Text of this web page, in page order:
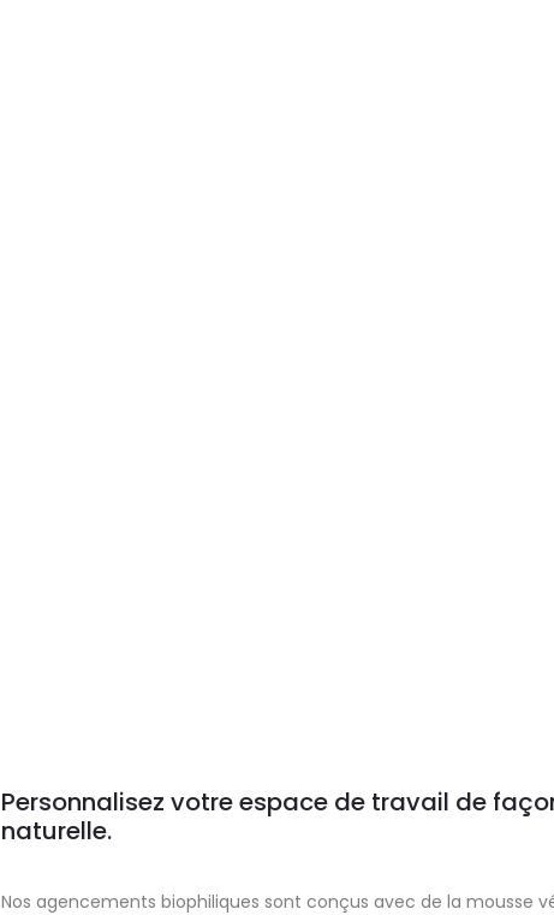
Personnalisez votre espace de travail de
naturelle.
Nos agencements biophiliques sont conçus avec de la mousse